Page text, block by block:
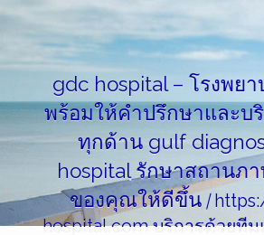
Skip
content
gdc hospital – โรงพย
พร้อมให้คำปรึกษาและบ
ทุกด้าน gulf
hospital รักษาสถานภา
ของคุณให้ดีขึ้น |
hospital.com บริการด้วยที